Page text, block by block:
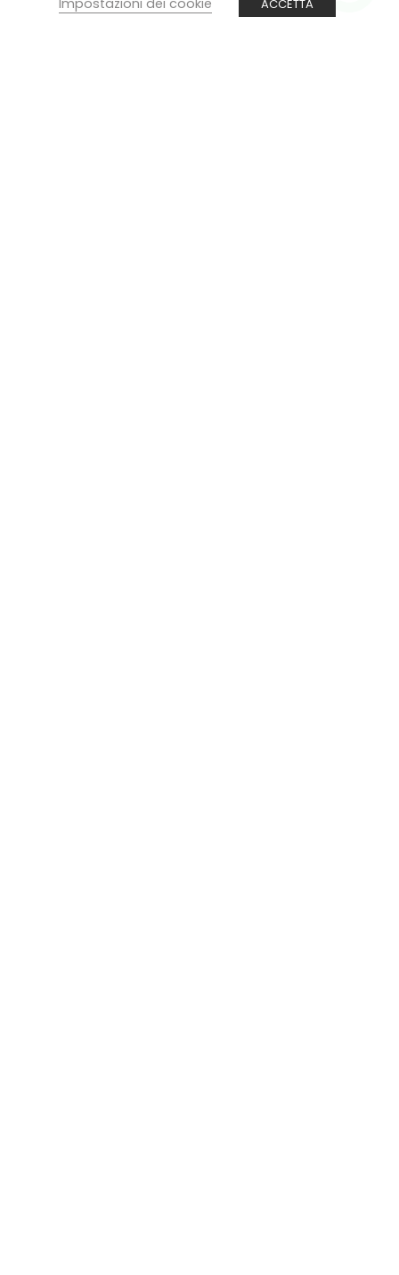
Impostazioni dei cookie ACCETTA